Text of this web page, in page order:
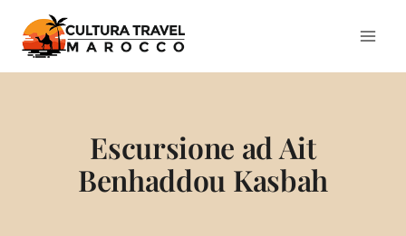
contenuto
Escursione ad Ait
Benhaddou Kasbah